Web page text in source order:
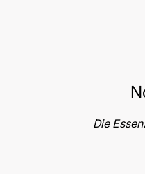
Die